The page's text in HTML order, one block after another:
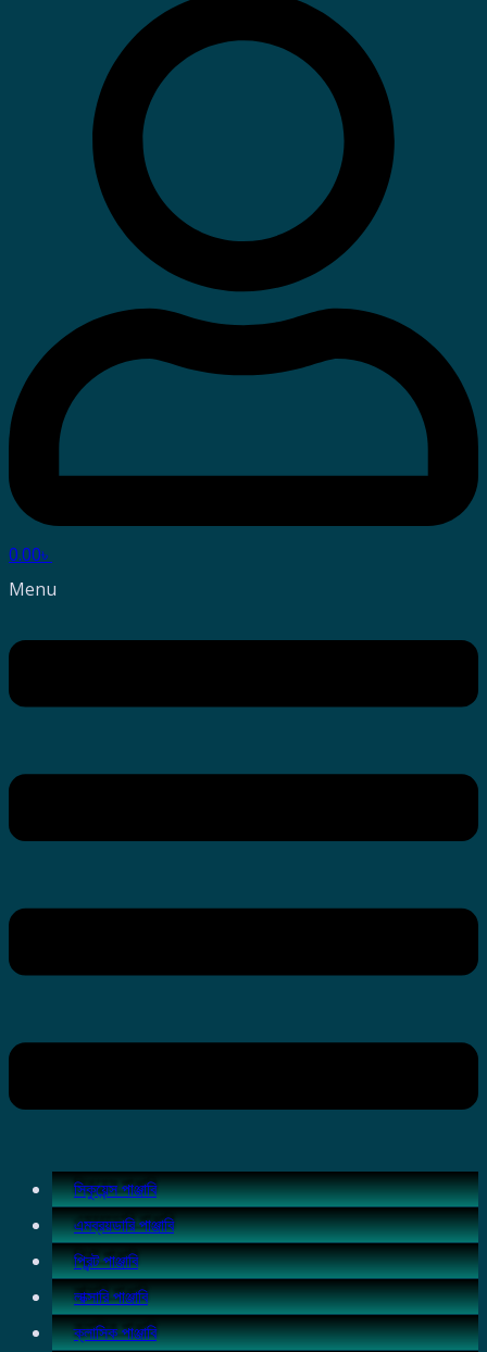
0.00৳
Menu
সিকুয়েন্স পাঞ্জাবি
এমব্রয়ডারি পাঞ্জাবি
প্রিন্ট পাঞ্জাবি
লাক্সারি পাঞ্জাবি
ক্লাসিক পাঞ্জাবি